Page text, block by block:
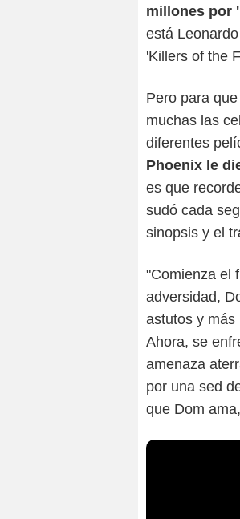
millones por
está
'Killers of the
Pero para
muchas las
diferentes
Phoenix le
es que
sudó cada
sinopsis y el
"Comienza el
adversidad,
astutos y más
Ahora, se
amenaza
por una sed
que Dom